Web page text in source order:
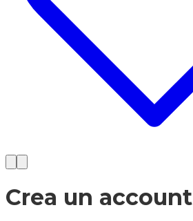
Crea un account